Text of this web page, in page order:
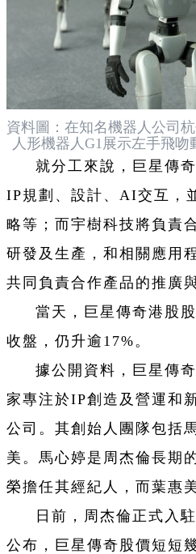
資料圖：在知名機器人公司
人形機器人G1展示左手飛
就分工來說，巨星傳
IP規劃、設計、AI交互，
略等；而宇樹科技將負責
研發及生產，和相關應用
共同負責合作產品的推廣
當天，巨星傳奇港股
收盤，仍升逾17%。
據公開資料，巨星傳
家專注於IP創造及營運和
公司。其創始人團隊包括
美。馬心婷是周杰倫長期
榮擔任其經紀人，而葉惠
日前，周杰倫正式入
公布，巨星傳奇股價短短